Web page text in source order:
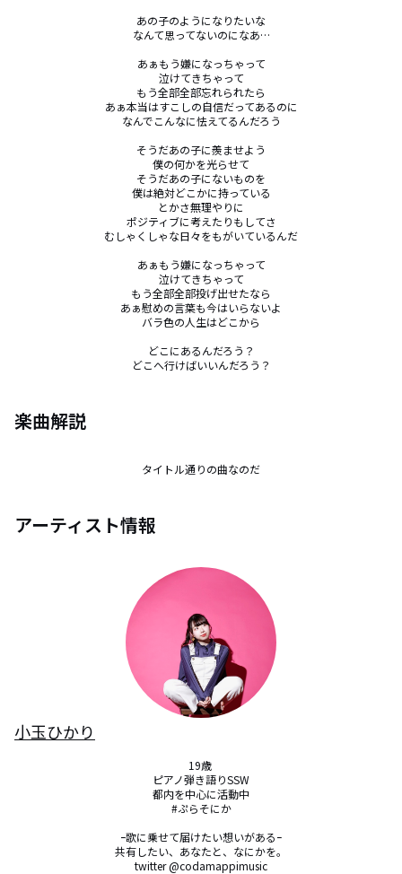
あの子のようになりたいな
なんて思ってないのになあ…
あぁもう嫌になっちゃって
泣けてきちゃって
もう全部全部忘れられたら
あぁ本当はすこしの自信だってあるのに
なんでこんなに怯えてるんだろう
そうだあの子に羨ませよう
僕の何かを光らせて
そうだあの子にないものを
僕は絶対どこかに持っている
とかさ無理やりに
ポジティブに考えたりもしてさ
むしゃくしゃな日々をもがいているんだ
あぁもう嫌になっちゃって
泣けてきちゃって
もう全部全部投げ出せたなら
あぁ慰めの言葉も今はいらないよ
バラ色の人生はどこから
どこにあるんだろう？
どこへ行けばいいんだろう？
楽曲解説
タイトル通りの曲なのだ
アーティスト情報
小玉ひかり
19歳
ピアノ弾き語りSSW
都内を中心に活動中
#ぷらそにか
ｰ歌に乗せて届けたい想いがあるｰ
共有したい、あなたと、なにかを。
twitter @codamappimusic